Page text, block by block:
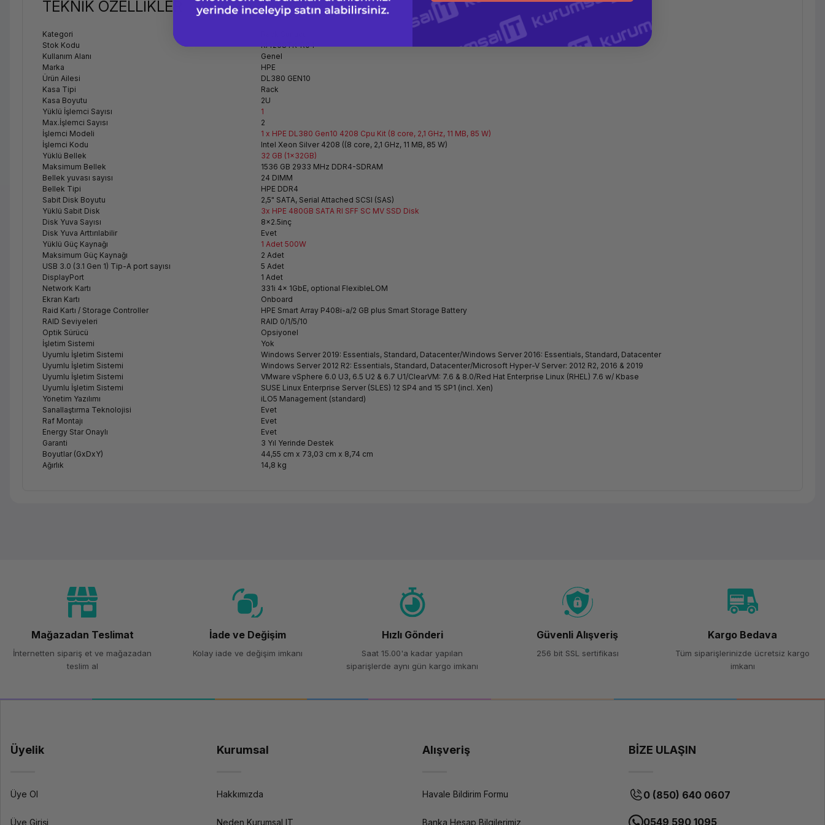
TEKNİK ÖZELLİKLER
Kategori
Stok Kodu
KI4208TK-R04
Kullanım Alanı
Genel
Marka
HPE
Ürün Ailesi
DL380 GEN10
Kasa Tipi
Rack
Kasa Boyutu
2U
Yüklü İşlemci Sayısı
1
Max.İşlemci Sayısı
2
İşlemci Modeli
1 x HPE DL380 Gen10 4208 Cpu Kit (8 core, 2,1 GHz, 11 MB, 85 W)
İşlemci Kodu
Intel Xeon Silver 4208 ((8 core, 2,1 GHz, 11 MB, 85 W)
Yüklü Bellek
32 GB (1x32GB)
Maksimum Bellek
1536 GB 2933 MHz DDR4-SDRAM
Bellek yuvası sayısı
24 DIMM
Bellek Tipi
HPE DDR4
Sabit Disk Boyutu
2,5" SATA, Serial Attached SCSI (SAS)
Yüklü Sabit Disk
3x HPE 480GB SATA RI SFF SC MV SSD Disk
Disk Yuva Sayısı
8x2.5inç
Disk Yuva Arttırılabilir
Evet
Yüklü Güç Kaynağı
1 Adet 500W
Maksimum Güç Kaynağı
2 Adet
USB 3.0 (3.1 Gen 1) Tip-A port sayısı
5 Adet
DisplayPort
1 Adet
Network Kartı
331i 4x 1GbE, optional FlexibleLOM
Ekran Kartı
Onboard
Raid Kartı / Storage Controller
HPE Smart Array P408i-a/2 GB plus Smart Storage Battery
RAID Seviyeleri
RAID 0/1/5/10
Optik Sürücü
Opsiyonel
İşletim Sistemi
Yok
Uyumlu İşletim Sistemi
Windows Server 2019: Essentials, Standard, Datacenter/Windows Server 2016: Essentials, Standard, Datacenter
Uyumlu İşletim Sistemi
Windows Server 2012 R2: Essentials, Standard, Datacenter/Microsoft Hyper-V Server: 2012 R2, 2016 & 2019
Uyumlu İşletim Sistemi
VMware vSphere 6.0 U3, 6.5 U2 & 6.7 U1/ClearVM: 7.6 & 8.0/Red Hat Enterprise Linux (RHEL) 7.6 w/ Kbase
Uyumlu İşletim Sistemi
SUSE Linux Enterprise Server (SLES) 12 SP4 and 15 SP1 (incl. Xen)
Yönetim Yazılımı
iLO5 Management (standard)
Sanallaştırma Teknolojisi
Evet
Raf Montajı
Evet
Energy Star Onaylı
Evet
Garanti
3 Yıl Yerinde Destek
Boyutlar (GxDxY)
44,55 cm x 73,03 cm x 8,74 cm
Ağırlık
14,8 kg
Mağazadan Teslimat
İnternetten sipariş et ve mağazadan
teslim al
İade ve Değişim
Kolay iade ve değişim imkanı
Hızlı Gönderi
Saat 15.00'a kadar yapılan
siparişlerde aynı gün kargo imkanı
Güvenli Alışveriş
256 bit SSL sertifikası
Kargo Bedava
Tüm siparişlerinizde ücretsiz kargo
imkanı
Üyelik
Üye Ol
Üye Girişi
Kurumsal
Hakkımızda
Neden Kurumsal IT
Alışveriş
Havale Bildirim Formu
Banka Hesap Bilgilerimiz
BİZE ULAŞIN
0 (850) 640 0607
0549 590 1095